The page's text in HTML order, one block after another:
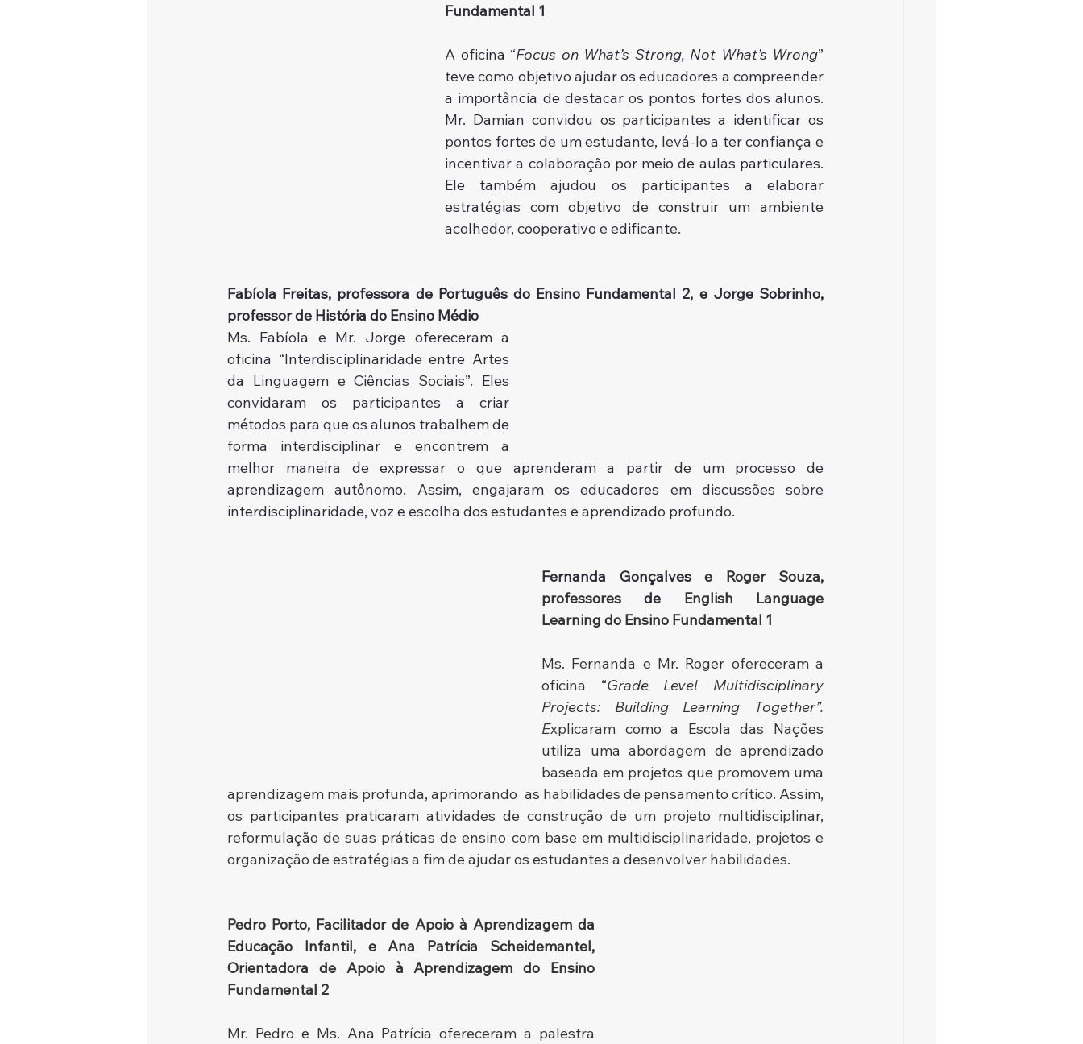
Fundamental 1
A oficina “Focus on What’s Strong, Not What’s Wrong”
teve como objetivo ajudar os educadores a compreender
a importância de destacar os pontos fortes dos alunos.
Mr. Damian convidou os participantes a identificar os
pontos fortes de um estudante, levá-lo a ter confiança e
incentivar a colaboração por meio de aulas particulares.
Ele também ajudou os participantes a elaborar
estratégias com objetivo de construir um ambiente
acolhedor, cooperativo e edificante.
Fabíola Freitas, professora de Português do Ensino Fundamental 2, e Jorge Sobrinho,
professor de História do Ensino Médio
Ms. Fabíola e Mr. Jorge ofereceram a
oficina “Interdisciplinaridade entre Artes
da Linguagem e Ciências Sociais”. Eles
convidaram os participantes a criar
métodos para que os alunos trabalhem de
forma interdisciplinar e encontrem a
melhor maneira de expressar o que aprenderam a partir de um processo de
aprendizagem autônomo. Assim, engajaram os educadores em discussões sobre
interdisciplinaridade, voz e escolha dos estudantes e aprendizado profundo.
Fernanda Gonçalves e Roger Souza,
professores de English Language
Learning do Ensino Fundamental 1
Ms. Fernanda e Mr. Roger ofereceram a
oficina “Grade Level Multidisciplinary
Projects: Building Learning Together”.
Explicaram como a Escola das Nações
utiliza uma abordagem de aprendizado
baseada em projetos que promovem uma
aprendizagem mais profunda, aprimorando  as habilidades de pensamento crítico. Assim,
os participantes praticaram atividades de construção de um projeto multidisciplinar,
reformulação de suas práticas de ensino com base em multidisciplinaridade, projetos e
organização de estratégias a fim de ajudar os estudantes a desenvolver habilidades.
Pedro Porto, Facilitador de Apoio à Aprendizagem da
Educação Infantil, e Ana Patrícia Scheidemantel,
Orientadora de Apoio à Aprendizagem do Ensino
Fundamental 2
Mr. Pedro e Ms. Ana Patrícia ofereceram a palestra